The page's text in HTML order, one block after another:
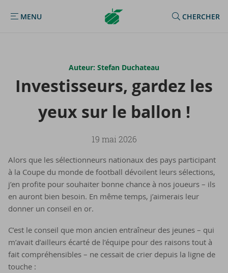
MENU
MENU
Argenta
Homepage
CHERCHER
Auteur: Stefan Duchateau
In­ves­tis­seurs, gar­dez les
yeux sur le bal­lon !
19 mai 2026
Alors que les sélectionneurs nationaux des pays participant
à la Coupe du monde de football dévoilent leurs sélections,
j’en profite pour souhaiter bonne chance à nos joueurs – ils
en auront bien besoin. En même temps, j’aimerais leur
donner un conseil en or.
C’est le conseil que mon ancien entraîneur des jeunes – qui
m’avait d’ailleurs écarté de l’équipe pour des raisons tout à
fait compréhensibles – ne cessait de crier depuis la ligne de
touche :